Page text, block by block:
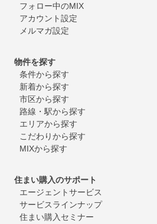
フォロー中のMIX
アカウント設定
メルマガ設定
物件を探す
条件から探す
新着から探す
市区から探す
路線・駅から探す
エリアから探す
こだわりから探す
MIXから探す
住まい購入のサポート
エージェントサービス
サービスラインナップ
住まい購入セミナー